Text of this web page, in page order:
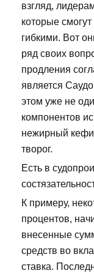
взгляд,
которые
гибкими. Вот
ряд своих
продления
является
этом уже не
компонентов
нежирный
творог.
Есть в
К примеру,
процентов,
внесенные
средств во
ставка.